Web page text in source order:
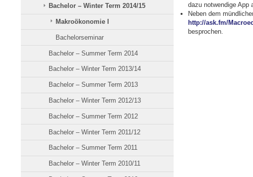
Bachelor – Winter Term 2014/15
Makroökonomie I
Bachelorseminar
Bachelor – Summer Term 2014
Bachelor – Winter Term 2013/14
Bachelor – Summer Term 2013
Bachelor – Winter Term 2012/13
Bachelor – Summer Term 2012
Bachelor – Winter Term 2011/12
Bachelor – Summer Term 2011
Bachelor – Winter Term 2010/11
dazu notwendige App
Neben dem
http://ask.fm/
besprochen.